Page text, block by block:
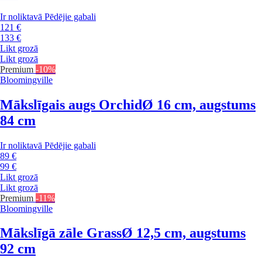
Ir noliktavā Pēdējie gabali
121 €
133 €
Likt grozā
Likt grozā
Premium -10%
Bloomingville
Mākslīgais augs OrchidØ 16 cm, augstums
84 cm
Ir noliktavā Pēdējie gabali
89 €
99 €
Likt grozā
Likt grozā
Premium -11%
Bloomingville
Mākslīgā zāle GrassØ 12,5 cm, augstums
92 cm